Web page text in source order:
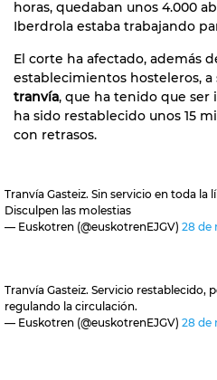
horas, quedaban unos 4.000
Iberdrola estaba trabajando
El corte ha afectado, además
establecimientos hosteleros, a
tranvía, que ha tenido que ser
ha sido restablecido unos 15
con retrasos.
Tranvía Gasteiz. Sin servicio en toda
Disculpen las molestias
— Euskotren (@euskotrenEJGV) 28 de
Tranvía Gasteiz. Servicio restablecido,
regulando la circulación.
— Euskotren (@euskotrenEJGV) 28 de